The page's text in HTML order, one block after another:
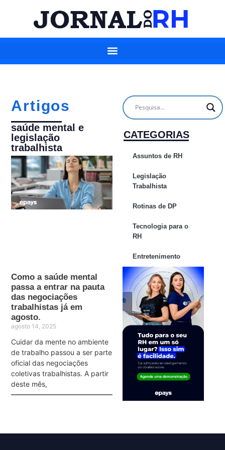
Artigos
saúde mental e
legislação
trabalhista
Como a saúde mental
passa a entrar na pauta
das negociações
trabalhistas já em
agosto.
agosto 14, 2025
Cuidar da mente no ambiente
de trabalho passou a ser parte
oficial das negociações
coletivas trabalhistas. A partir
deste mês,
CATEGORIAS
Assuntos de RH
Legislação
Trabalhista
Rotinas de DP
Tecnologia para o
RH
Entretenimento